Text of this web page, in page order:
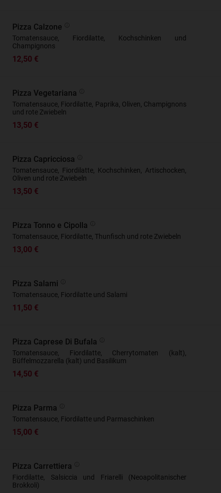
Pizza Calzone
Tomatensauce, Fiordilatte, Kochschinken und
Champignons
12,50 €
Pizza Vegetariana
Tomatensauce, Fiordilatte, Paprika, Oliven, Champignons
und rote Zwiebeln
13,50 €
Pizza Capricciosa
Tomatensauce, Fiordilatte, Kochschinken, Artischocken,
Oliven und rote Zwiebeln
13,50 €
Pizza Tonno e Cipolla
Tomatensauce, Fiordilatte, Thunfisch und rote Zwiebeln
13,00 €
Pizza Salami
Tomatensauce, Fiordilatte und Salami
11,50 €
Pizza Caprese Di Bufala
Tomatensauce, Fiordilatte, Cherrytomaten (kalt),
Büffelmozzarella (kalt) und Basilikum
14,50 €
Pizza Parma
Tomatensauce, Fiordilatte und Parmaschinken
15,00 €
Pizza Carrettiera
Fiordilatte, Salsiccia und Friarelli (Neoapolitanischer
Brokkoli)